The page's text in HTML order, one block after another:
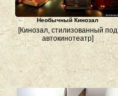
Необычный Кинозал
[Кинозал, стилизованный под
автокинотеатр]